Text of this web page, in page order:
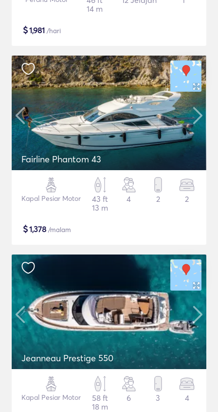
14 m
$1,981 /hari
Fairline Phantom 43
Kapal Pesiar Motor
43 ft
13 m
4 2 2
$1,378 /malam
Jeanneau Prestige 550
Kapal Pesiar Motor
58 ft
18 m
6 3 4